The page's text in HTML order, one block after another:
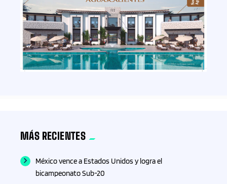
MÁS RECIENTES
México vence a Estados Unidos y logra el
bicampeonato Sub-20